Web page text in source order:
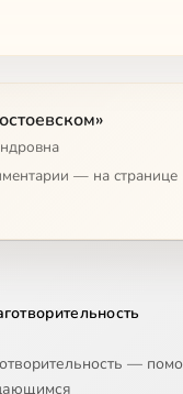
«Восхождение»
— на странице
—